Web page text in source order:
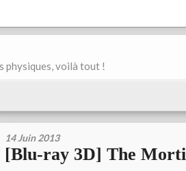
physiques, voilà tout !
14 Juin 2013
[Blu-ray 3D] The